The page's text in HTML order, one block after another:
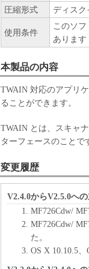
ません。
６．サポートおよび
キヤノン、キヤノン
びにキヤノンのライ
すること、および「
はサポートを行うこ
(1) 「本ソフトウェ
ン、キヤノンのライ
よび特定の目的への
とを問わず一切しな
(2) キヤノン、キヤ
社、それらの販売代
たは使用不能から生
随的な損害を含むが
適用法で認められる
圧縮形式
ディスク
使用条件
このソ
あります
本製品の内容
TWAIN 対応のアプリ
ることができます。
TWAIN とは、スキャ
ターフェースのことで
変更履歴
V2.4.0からV2.5.0へ
MF726Cdw/
MF726Cdw/
た。
OS X 10.10.5、